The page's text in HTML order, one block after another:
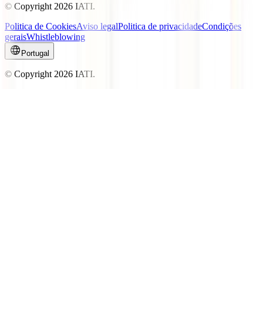
© Copyright2026 IATI.
Politica de CookiesAviso legalPolitica de privacidadeCondições
geraisWhistleblowing
Portugal
© Copyright2026 IATI.